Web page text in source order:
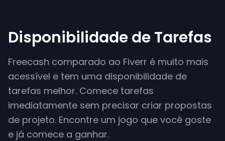
Saque de Cripto
Transferência
Bancária
Saque Mín.
Disponibilidade de Tarefas
Freecash comparado ao Fiverr é muito mais
acessível e tem uma disponibilidade de
tarefas melhor. Comece tarefas
imediatamente sem precisar criar propostas
de projeto. Encontre um jogo que você goste
e já comece a ganhar.